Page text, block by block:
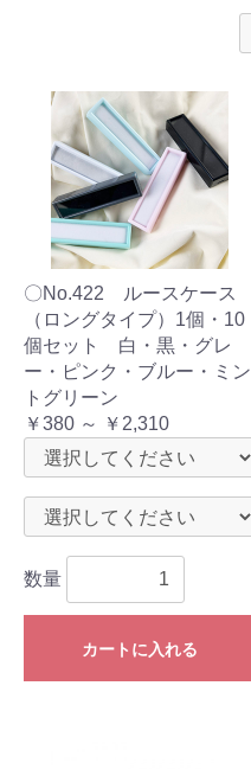
〇No.422 ルースケース
（ロングタイプ）1個・10
個セット 白・黒・グレ
ー・ピンク・ブルー・ミン
トグリーン
￥380 ～ ￥2,310
数量
カートに入れる